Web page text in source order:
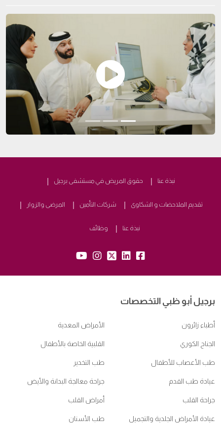
نبذة عنا حقوق المريض في مستشفى برجيل
تقديم الملاحضات و الشكاوى شركات التأمين المرضى والزوار
نبذة عنا وظائف
fb:
lk:
tw:
insta:
yb:
برجيل أبو ظبي التخصصات
أطباء زائرون الأمراض المعدية
الجناح الكوري القلبية الخاصة بالأطفال
طب الأعصاب للأطفال طب التخدير
عيادة طب القدم جراحة معالجة البدانة والأيض
جراحة القلب أمراض القلب
عيادة الأمراض الجلدية والتجميل طب الأسنان